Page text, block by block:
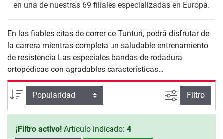
en una de nuestras 69 filiales especializadas en Europa.
En las fiables citas de correr de Tunturi, podrá disfrutar de
la carrera mientras completa un saludable entrenamiento
de resistencia Las especiales bandas de rodadura
ortopédicas con agradables características
amortiguadoras facilitan un entrenamiento en cinta de
correr especialmente cuidadoso con las articulaciones.
Tanto para deportistas principiantes como para atletas de
élite: las cintas de correr Tunturi de agradable diseño
escandinavo son aptas para cualquier nivel de
Ordenar por Busqueda
Filtro
¡Filtro activo! Artículo indicado: 4